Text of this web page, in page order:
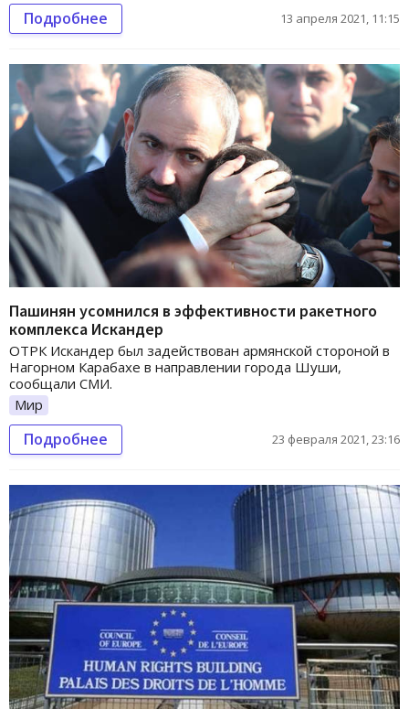
Подробнее 13 апреля 2021, 11:15
Пашинян усомнился в эффективности ракетного
комплекса Искандер
ОТРК Искандер был задействован армянской стороной в
Нагорном Карабахе в направлении города Шуши,
сообщали СМИ.
Мир
Подробнее 23 февраля 2021, 23:16